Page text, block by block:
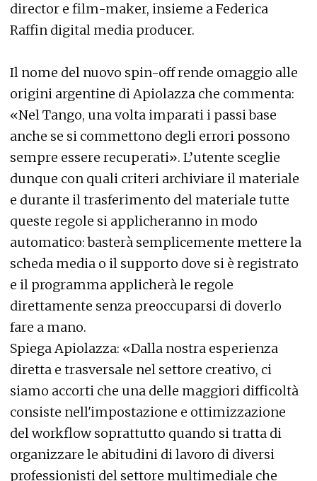
director e film-maker, insieme a Federica
Raffin digital media producer.
Il nome del nuovo spin-off rende omaggio alle
origini argentine di Apiolazza che commenta:
«Nel Tango, una volta imparati i passi base
anche se si commettono degli errori possono
sempre essere recuperati». L’utente sceglie
dunque con quali criteri archiviare il materiale
e durante il trasferimento del materiale tutte
queste regole si applicheranno in modo
automatico: basterà semplicemente mettere la
scheda media o il supporto dove si è registrato
e il programma applicherà le regole
direttamente senza preoccuparsi di doverlo
fare a mano.
Spiega Apiolazza: «Dalla nostra esperienza
diretta e trasversale nel settore creativo, ci
siamo accorti che una delle maggiori difficoltà
consiste nell'impostazione e ottimizzazione
del workflow soprattutto quando si tratta di
organizzare le abitudini di lavoro di diversi
professionisti del settore multimediale che